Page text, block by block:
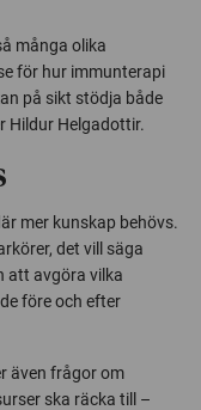
många olika
för hur immunterapi
på sikt stödja både
Hildur Helgadottir.
mer kunskap behövs.
det vill säga
att avgöra vilka
före och efter
även frågor om
ska räcka till –